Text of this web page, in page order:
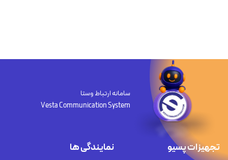
سامانه ارتباط وستا
Vesta Communication System
تجهیزات پسیو نمایندگی ها